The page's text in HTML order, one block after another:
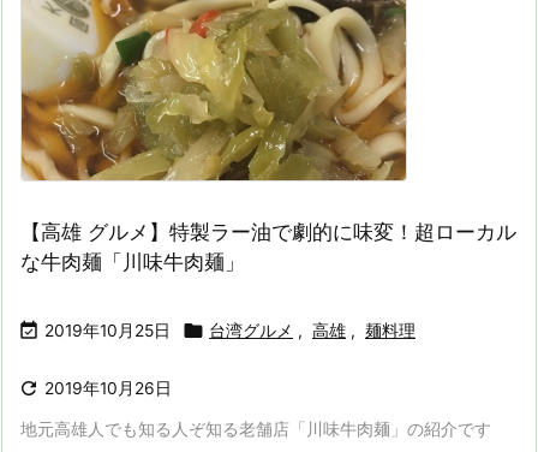
【高雄 グルメ】特製ラー油で劇的に味変！超ローカル
な牛肉麺「川味牛肉麺」
 2019年10月25日  台湾グルメ , 高雄 , 麺料理
 2019年10月26日
地元高雄人でも知る人ぞ知る老舗店「川味牛肉麺」の紹介です